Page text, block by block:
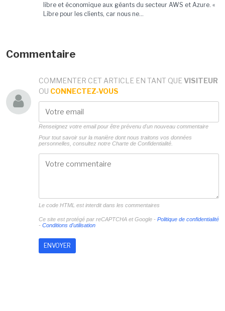
libre et économique aux géants du secteur AWS et Azure. «
Libre pour les clients, car nous ne...
Commentaire
COMMENTER CET ARTICLE EN TANT QUE VISITEUR
OU CONNECTEZ-VOUS
Renseignez votre email pour être prévenu d'un nouveau commentaire
Pour tout savoir sur la manière dont nous traitons vos données
personnelles, consultez notre Charte de Confidentialité.
Le code HTML est interdit dans les commentaires
Ce site est protégé par reCAPTCHA et Google - Politique de confidentialité
- Conditions d'utilisation